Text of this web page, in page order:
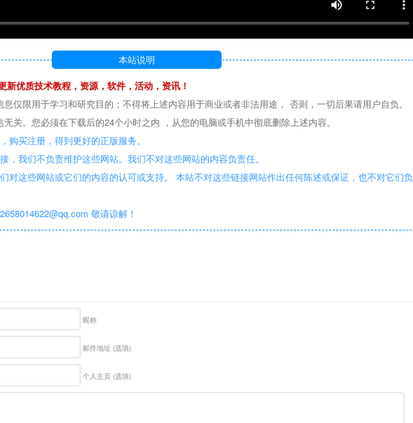
本站说明
新优质技术教程，资源，软件，活动，资讯！
仅限用于学习和研究目的；不得将上述内容用于商业或者非法用途， 否则，一切后果请用户自负。
关。您必须在下载后的24个小时之内 ，从您的电脑或手机中彻底删除上述内容。
购买注册，得到更好的正版服务。
，我们不负责维护这些网站。我们不对这些网站的内容负责任。
对这些网站或它们的内容的认可或支持。 本站不对这些链接网站作出任何陈述或保证，也不对它们负
敬请谅解！
昵称
邮件地址 (选填)
个人主页 (选填)